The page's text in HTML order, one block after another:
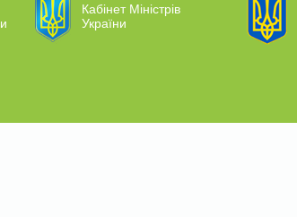
Кабінет Міністрів
України